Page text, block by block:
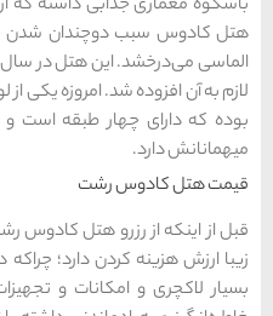
آن شده و در شب‌ مانند
این هتل در سال ۱۳۹۱ بازسازی و نوسازی گردید و امکانات
ترین هتل ‌های رشت هتل کادوس
بوده که دارای چهار طبقه است و در مجموع ۹۶ باب اتاق برای پذیرایی از
کنید باید بگوییم این هتل
جغرافیایی عالی، محیطی
است. اگر می‌خواهید اقامتی